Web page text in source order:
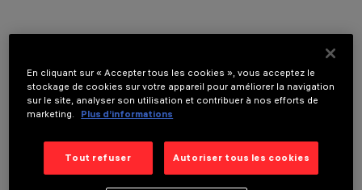
DONNÉES TECHNIQUES
En cliquant sur « Accepter tous les cookies », vous acceptez le
stockage de cookies sur votre appareil pour améliorer la navigation
sur le site, analyser son utilisation et contribuer à nos efforts de
marketing.
Plus d’informations
Tout refuser Autoriser tous les cookies